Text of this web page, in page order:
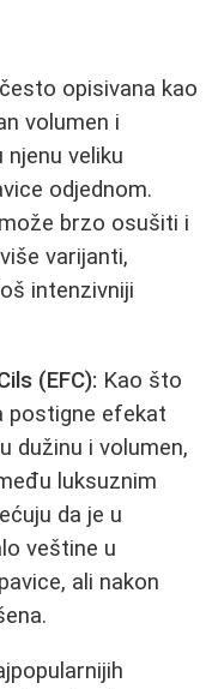
opisivana kao
volumen i
veliku
odjednom.
brzo osušiti i
varijanti,
intenzivniji
(EFC): Kao što
postigne efekat
dužinu i volumen,
luksuznim
da je u
veštine u
ali nakon